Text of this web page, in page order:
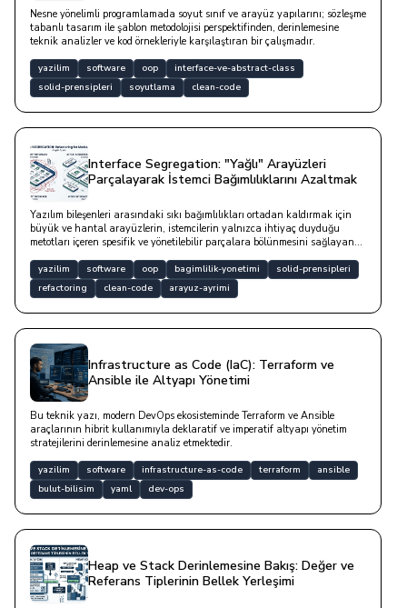
Nesne yönelimli programlamada soyut sınıf ve arayüz yapılarını; sözleşme
tabanlı tasarım ile şablon metodolojisi perspektifinden, derinlemesine
teknik analizler ve kod örnekleriyle karşılaştıran bir çalışmadır.
yazilim software oop
interface-ve-abstract-class
solid-prensipleri
soyutlama clean-code
Interface Segregation: "Yağlı" Arayüzleri
Parçalayarak İstemci Bağımlılıklarını Azaltmak
Yazılım bileşenleri arasındaki sıkı bağımlılıkları ortadan kaldırmak için
büyük ve hantal arayüzlerin, istemcilerin yalnızca ihtiyaç duyduğu
metotları içeren spesifik ve yönetilebilir parçalara bölünmesini sağlayan
yazilim software oop bagimlilik-yonetimi
solid-prensipleri
refactoring
clean-code arayuz-ayrimi
Infrastructure as Code (IaC): Terraform ve
Ansible ile Altyapı Yönetimi
Bu teknik yazı, modern DevOps ekosisteminde Terraform ve Ansible
araçlarının hibrit kullanımıyla deklaratif ve imperatif altyapı yönetim
stratejilerini derinlemesine analiz etmektedir.
yazilim software infrastructure-as-code terraform
ansible
bulut-bilisim
yaml dev-ops
Heap ve Stack Derinlemesine Bakış: Değer ve
Referans Tiplerinin Bellek Yerleşimi